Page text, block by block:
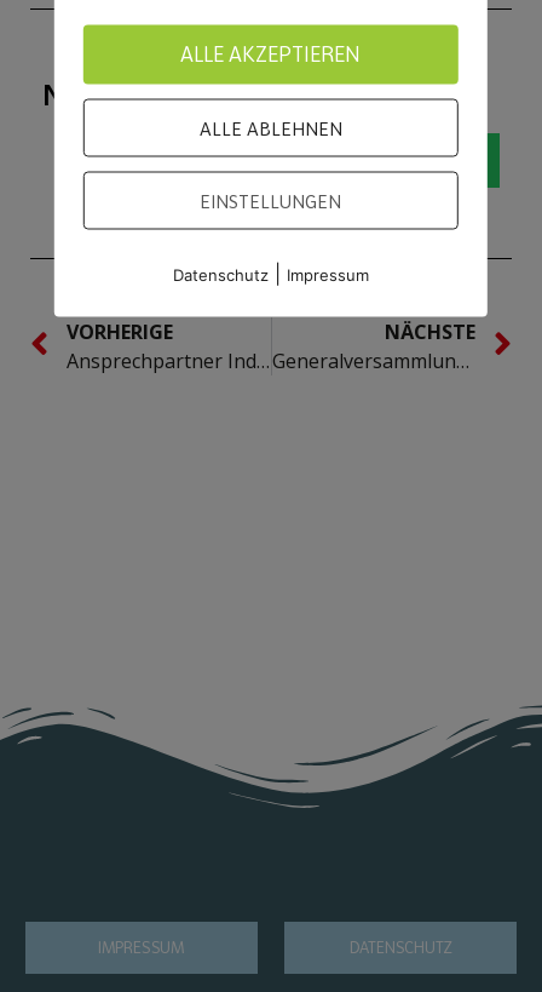
NEUIGKEIT WEITERSAGEN!
VORHERIGE
Ansprechpartner Indoor-Cycling
NÄCHSTE
Generalversammlung des Heseper SV
IMPRESSUM DATENSCHUTZ
ALLE AKZEPTIEREN
ALLE ABLEHNEN
EINSTELLUNGEN
Datenschutz| Impressum